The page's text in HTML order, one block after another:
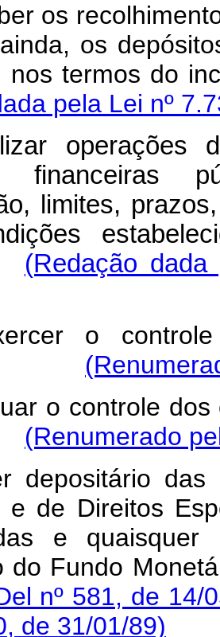
os
os
nos
pela Lei nº
operações
financeiras
limites,
(Redação
o
o controle
(Renumerado
depositário das
e de Direitos
e quaisquer
do Fundo
nº 581, de 14/
de 31/01/89)